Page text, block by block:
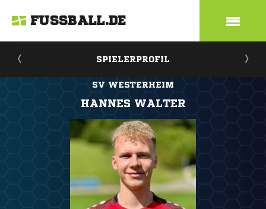
FUSSBALL.DE
SPIELERPROFIL
SV WESTERHEIM
HANNES WALTER